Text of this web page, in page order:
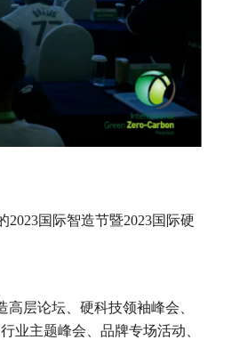
国际智造节暨2023国际硬
层论坛、硬科技领袖峰会、
业主题峰会、品牌专场活动、